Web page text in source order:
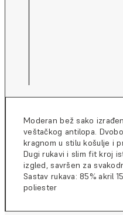
Moderan bež sako
veštačkog antilopa.
kragnom u stilu košulje i
Dugi rukavi i slim fit kroj
izgled, savršen za
Sastav rukava: 85% akril
poliester